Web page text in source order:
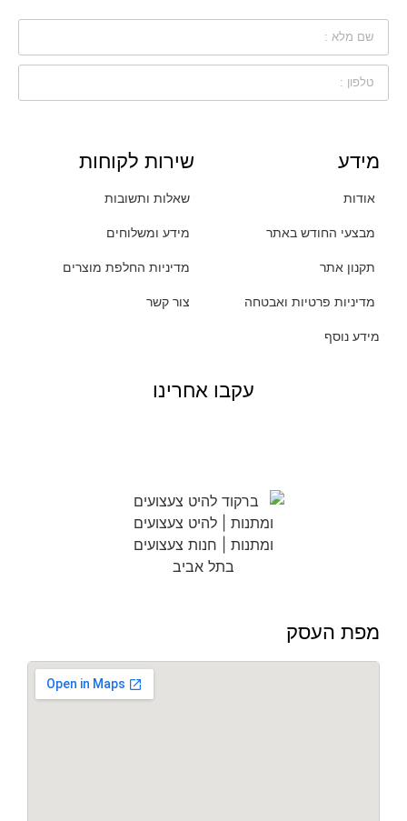
מידע
אודות
מבצעי החודש באתר
תקנון אתר
מדיניות פרטיות ואבטחה
מידע נוסף
שירות לקוחות
שאלות ותשובות
מידע ומשלוחים
מדיניות החלפת מוצרים
צור קשר
עקבו אחרינו
מפת העסק